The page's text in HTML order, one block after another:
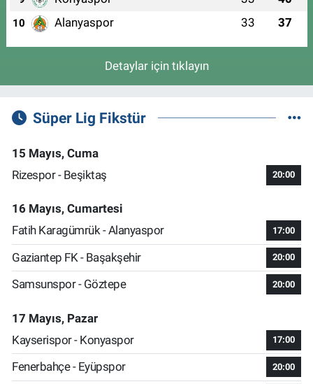
10 Alanyaspor 33 37
Detaylar için tıklayın
Süper Lig Fikstür
15 Mayıs, Cuma
Rizespor - Beşiktaş
20:00
16 Mayıs, Cumartesi
Fatih Karagümrük - Alanyaspor
17:00
Gaziantep FK - Başakşehir 20:00
Samsunspor - Göztepe 20:00
17 Mayıs, Pazar
Kayserispor - Konyaspor
17:00
Fenerbahçe - Eyüpspor 20:00